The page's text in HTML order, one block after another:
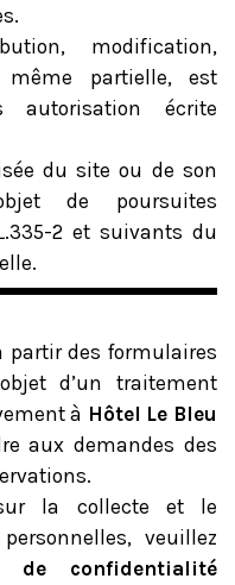
modification,
partielle, est
autorisation écrite
du site ou de son
de poursuites
2 et suivants du
partir des formulaires
d’un traitement
à Hôtel Le Bleu
aux demandes des
la collecte et le
veuillez
de confidentialité